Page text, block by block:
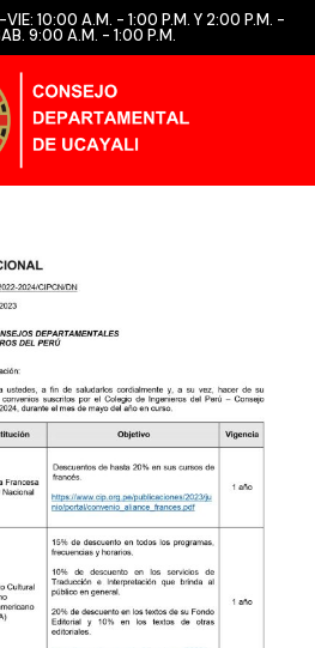
10:00 A.M. - 1:00 P.M. Y 2:00 P.M. -
9:00 A.M. - 1:00 P.M.